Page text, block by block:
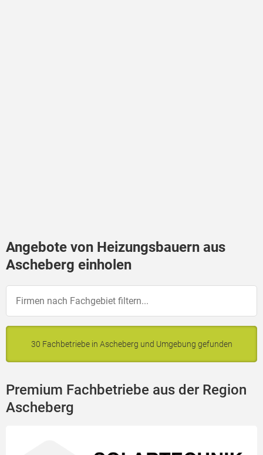
Angebote von Heizungsbauern aus
Ascheberg einholen
30 Fachbetriebe in Ascheberg und Umgebung gefunden
Premium Fachbetriebe aus der Region
Ascheberg